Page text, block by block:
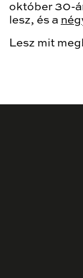
október 30-
lesz, és a
Lesz mit